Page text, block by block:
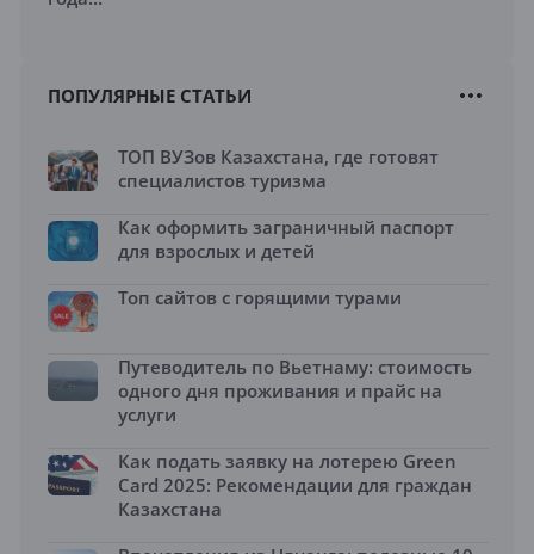
ПОПУЛЯРНЫЕ СТАТЬИ
ТОП ВУЗов Казахстана, где готовят
специалистов туризма
Как оформить заграничный паспорт
для взрослых и детей
Топ сайтов с горящими турами
Путеводитель по Вьетнаму: стоимость
одного дня проживания и прайс на
услуги
Как подать заявку на лотерею Green
Card 2025: Рекомендации для граждан
Казахстана